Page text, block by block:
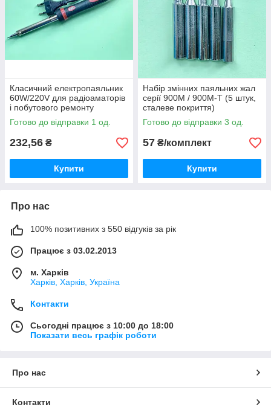
Класичний електропаяльник
60W/220V для радіоаматорів
і побутового ремонту
Готово до відправки 1 од.
232,56 ₴
Купити
Набір змінних паяльних жал
серії 900M / 900M-T (5 штук,
сталеве покриття)
Готово до відправки 3 од.
57 ₴/комплект
Купити
Про нас
100% позитивних з 550 відгуків за рік
Працює з 03.02.2013
м. Харків
Харків, Харків, Україна
Контакти
Сьогодні працює з 10:00 до 18:00
Показати весь графік роботи
Про нас
Контакти